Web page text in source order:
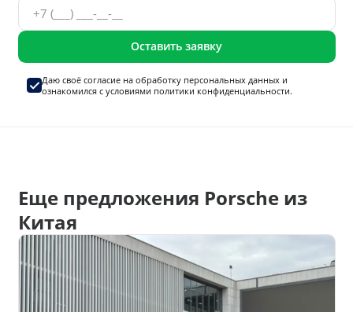
Оставить заявку
Даю своё согласие на обработку персональных данныхи
ознакомился с условиями политики конфиденциальности.
Еще предложения Porsche из
Китая